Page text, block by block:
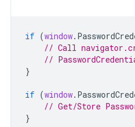
if (window.
// Call
//
}
if (window.
// Get/Store
}